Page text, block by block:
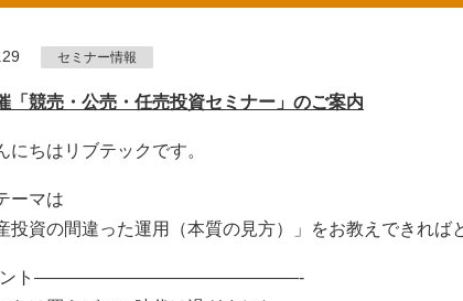
セミナー情報
「競売・公売・任売投資セミナー」のご案内
にちはリブテックです。
ーマは
投資の間違った運用（本質の見方）」をお教えできれば
ント———————————————-